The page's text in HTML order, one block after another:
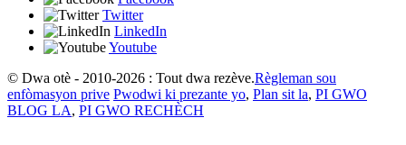
Twitter
LinkedIn
Youtube
© Dwa otè - 2010-2026 : Tout dwa rezève.Règleman sou
enfòmasyon prive Pwodwi ki prezante yo, Plan sit la, PI GWO
BLOG LA, PI GWO RECHÈCH